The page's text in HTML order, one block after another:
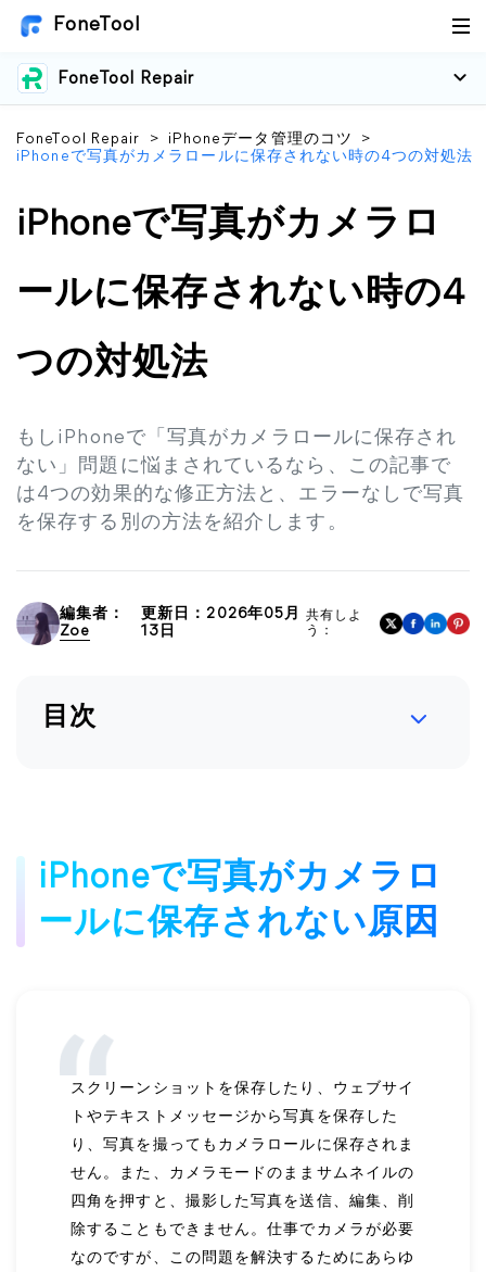
FoneTool
FoneTool Repair
FoneTool Repair > iPhoneデータ管理のコツ
>
iPhoneで写真がカメラロールに保存されない時の4つの対処法
iPhoneで写真がカメラロ
ールに保存されない時の4
つの対処法
もしiPhoneで「写真がカメラロールに保存され
ない」問題に悩まされているなら、この記事で
は4つの効果的な修正方法と、エラーなしで写真
を保存する別の方法を紹介します。
編集者：
Zoe
更新日：2026年05月
13日
共有しよ
う：
目次
iPhoneで写真がカメラロ
ールに保存されない原因
スクリーンショットを保存したり、ウェブサイ
トやテキストメッセージから写真を保存した
り、写真を撮ってもカメラロールに保存されま
せん。また、カメラモードのままサムネイルの
四角を押すと、撮影した写真を送信、編集、削
除することもできません。仕事でカメラが必要
なのですが、この問題を解決するためにあらゆ